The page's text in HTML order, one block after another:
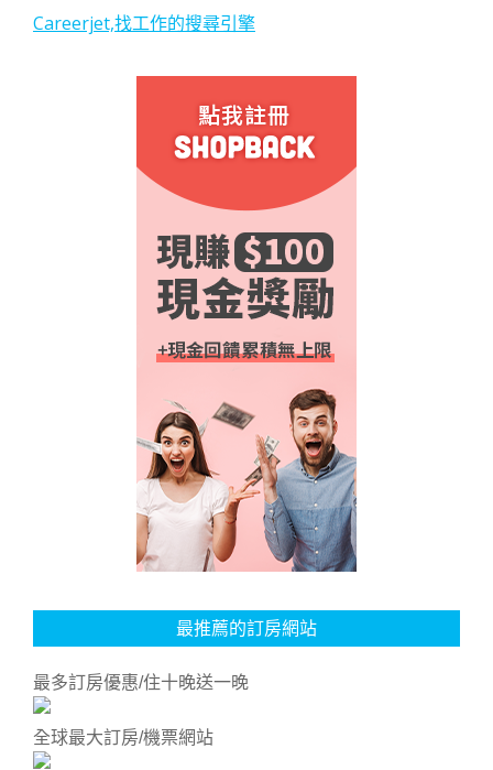
Careerjet,找工作的搜尋引擎
最推薦的訂房網站
最多訂房優惠/住十晚送一晚
全球最大訂房/機票網站